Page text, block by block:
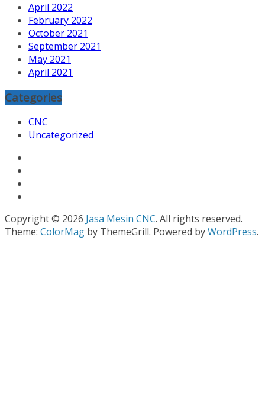
April 2022
February 2022
October 2021
September 2021
May 2021
April 2021
Categories
CNC
Uncategorized
Copyright © 2026 Jasa Mesin CNC. All rights reserved.
Theme: ColorMag by ThemeGrill. Powered byWordPress.